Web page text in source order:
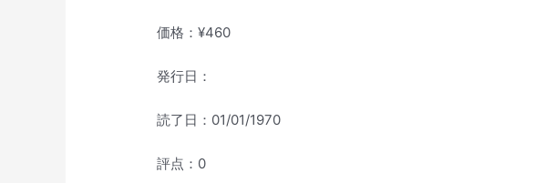
価格：¥460
発行日：
読了日：01/01/1970
評点：0